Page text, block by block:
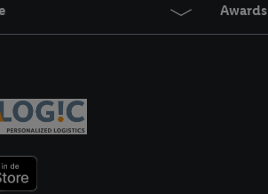
Awards
de gegevensverwerking.
cookies en vergelijkbare
doeleinden. Meer informatie,
op elk gewenst moment in te
website hier.Klik